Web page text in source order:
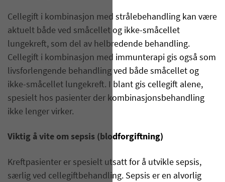
Cellegift i kombinasjon med strålebehandling kan være
aktuelt både ved småcellet og ikke-småcellet
lungekreft, som del av helbredende behandling.
Cellegift i kombinasjon med immunterapi gis også som
livsforlengende behandling ved både småcellet og
ikke-småcellet lungekreft. I blant gis cellegift alene,
spesielt hos pasienter der kombinasjonsbehandling
ikke lenger virker.
Viktig å vite om sepsis (blodforgiftning)
Kreftpasienter er spesielt utsatt for å utvikle sepsis,
særlig ved cellegiftbehandling. Sepsis er en alvorlig